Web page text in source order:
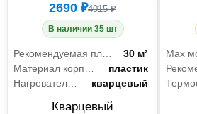
2690 ₽4015 ₽
В наличии 35 шт
Рекомендуемая площадь
30 м²
пластик
кварцевый
Кварцевый
Max